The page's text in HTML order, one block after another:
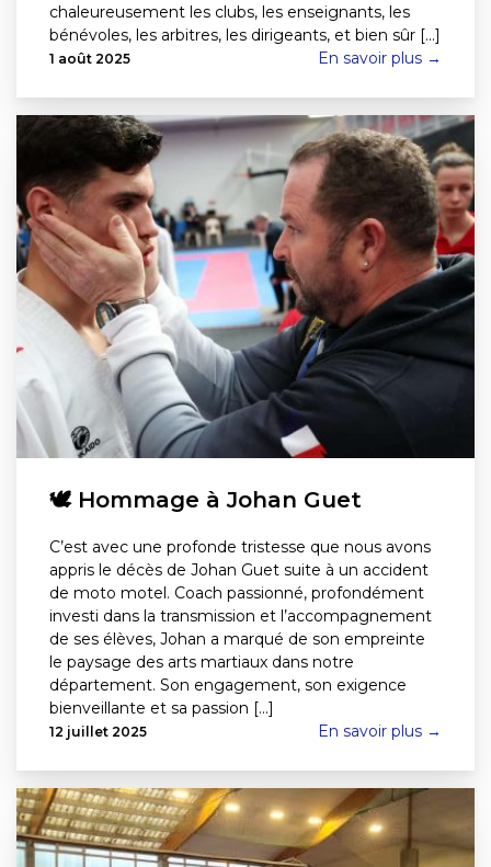
chaleureusement les clubs, les enseignants, les
bénévoles, les arbitres, les dirigeants, et bien sûr [...]
1 août 2025 En savoir plus →
🕊 Hommage à Johan Guet
C’est avec une profonde tristesse que nous avons
appris le décès de Johan Guet suite à un accident
de moto motel. Coach passionné, profondément
investi dans la transmission et l’accompagnement
de ses élèves, Johan a marqué de son empreinte
le paysage des arts martiaux dans notre
département. Son engagement, son exigence
bienveillante et sa passion [...]
12 juillet 2025 En savoir plus →